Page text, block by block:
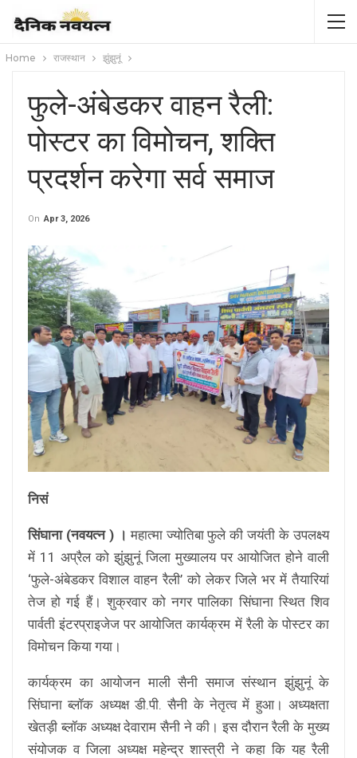
Home राजस्थान झुंझुनूं
फुले-अंबेडकर वाहन रैली:
पोस्टर का विमोचन, शक्ति
प्रदर्शन करेगा सर्व समाज
On Apr 3, 2026
निसं
सिंघाना (नवयत्न ) । महात्मा ज्योतिबा फुले की जयंती के उपलक्ष्य
में 11 अप्रैल को झुंझुनूं जिला मुख्यालय पर आयोजित होने वाली
‘फुले-अंबेडकर विशाल वाहन रैली’ को लेकर जिले भर में तैयारियां
तेज हो गई हैं। शुक्रवार को नगर पालिका सिंघाना स्थित शिव
पार्वती इंटरप्राइजेज पर आयोजित कार्यक्रम में रैली के पोस्टर का
विमोचन किया गया।
कार्यक्रम का आयोजन माली सैनी समाज संस्थान झुंझुनूं के
सिंघाना ब्लॉक अध्यक्ष डी.पी. सैनी के नेतृत्व में हुआ। अध्यक्षता
खेतड़ी ब्लॉक अध्यक्ष देवाराम सैनी ने की। इस दौरान रैली के मुख्य
संयोजक व जिला अध्यक्ष महेन्द्र शास्त्री ने कहा कि यह रैली